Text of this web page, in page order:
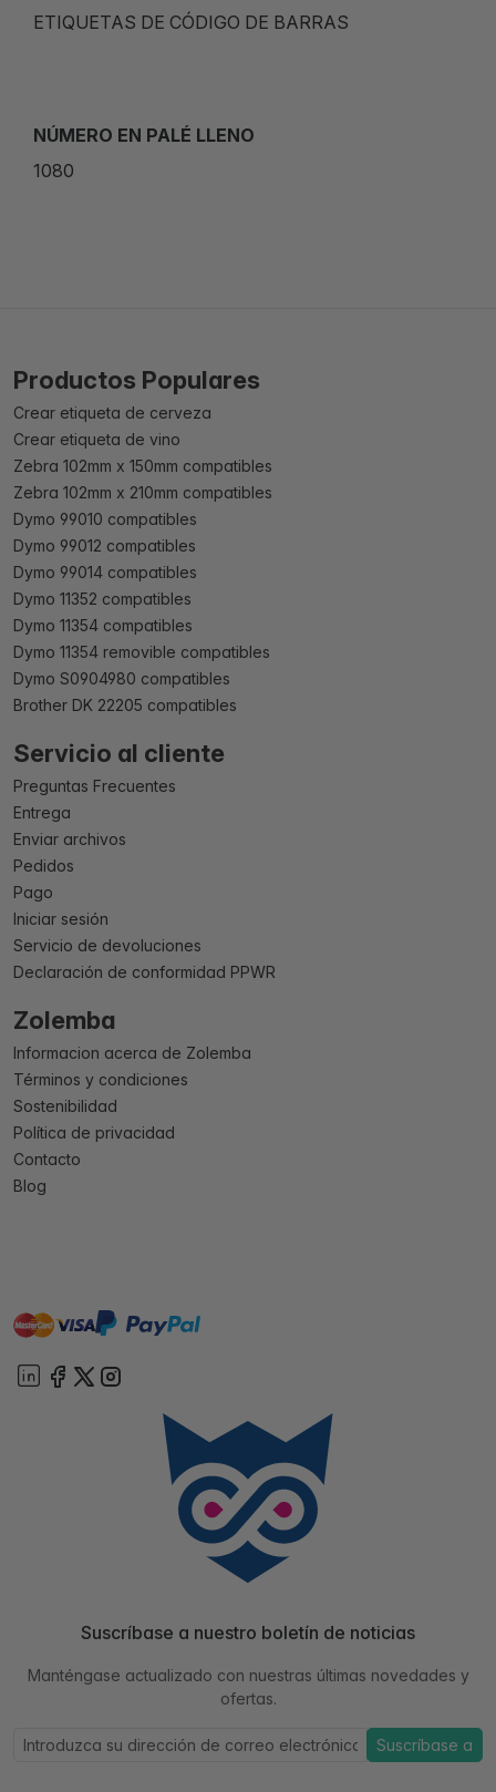
ETIQUETAS DE CÓDIGO DE BARRAS
NÚMERO EN PALÉ LLENO
1080
Productos Populares
Crear etiqueta de cerveza
Crear etiqueta de vino
Zebra 102mm x 150mm compatibles
Zebra 102mm x 210mm compatibles
Dymo 99010 compatibles
Dymo 99012 compatibles
Dymo 99014 compatibles
Dymo 11352 compatibles
Dymo 11354 compatibles
Dymo 11354 removible compatibles
Dymo S0904980 compatibles
Brother DK 22205 compatibles
Servicio al cliente
Preguntas Frecuentes
Entrega
Enviar archivos
Pedidos
Pago
Iniciar sesión
Servicio de devoluciones
Declaración de conformidad PPWR
Zolemba
Informacion acerca de Zolemba
Términos y condiciones
Sostenibilidad
Política de privacidad
Contacto
Blog
mastervisa paypal
Suscríbase a nuestro boletín de noticias
Manténgase actualizado con nuestras últimas novedades y
ofertas.
Suscríbase a